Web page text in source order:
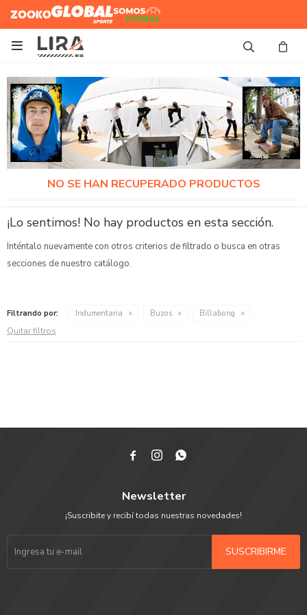
Zooko Global Sports
Somos
Futbol

NO SE HAN RECUPERADO PRODUCTOS
¡Lo sentimos! No hay productos en esta sección.
Inténtalo nuevamente con otros criterios de filtrado o busca en otras
secciones de nuestro catálogo.
Filtrando por: Indumentaria Buzos Billabong
Quitar filtros
  
Newsletter
¡Suscribite y recibí todas nuestras novedades!
SUSCRIBIRME